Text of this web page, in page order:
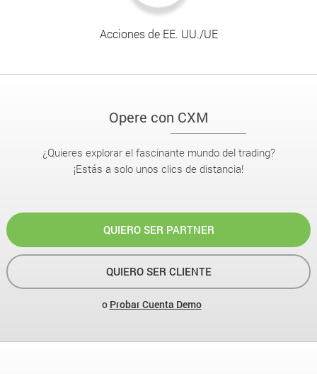
Acciones de EE. UU./UE
Opere con CXM
¿Quieres explorar el fascinante mundo del trading?
¡Estás a solo unos clics de distancia!
QUIERO SER PARTNER
QUIERO SER CLIENTE
o Probar Cuenta Demo